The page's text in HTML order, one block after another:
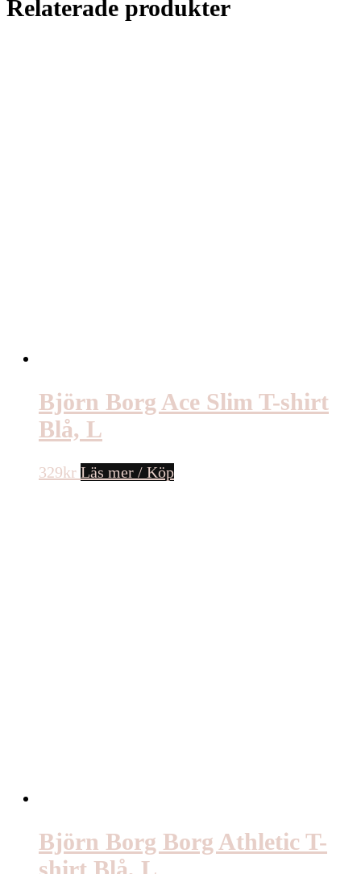
Relaterade produkter
Björn Borg Ace Slim T-shirt
Blå, L
329kr Läs mer / Köp
Björn Borg Borg Athletic T-
shirt Blå, L